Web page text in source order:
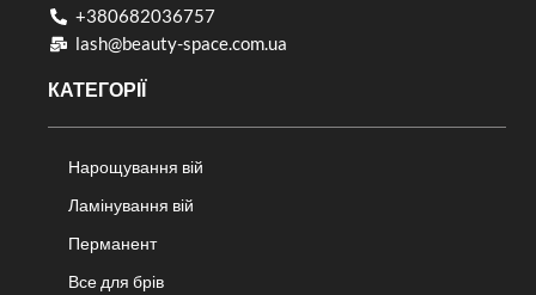
+380682036757​
lash@beauty-space.com.ua
КАТЕГОРІЇ
Нарощування вій
Ламінування вій
Перманент
Все для брів